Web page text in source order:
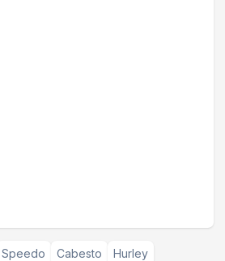
Speedo Cabesto Hurley